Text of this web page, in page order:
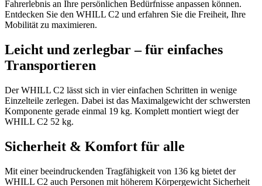
Fahrerlebnis an Ihre persönlichen Bedürfnisse anpassen können.
Entdecken Sie den WHILL C2 und erfahren Sie die Freiheit, Ihre
Mobilität zu maximieren.
Leicht und zerlegbar – für einfaches
Transportieren
Der WHILL C2 lässt sich in vier einfachen Schritten in wenige
Einzelteile zerlegen. Dabei ist das Maximalgewicht der schwersten
Komponente gerade einmal 19 kg. Komplett montiert wiegt der
WHILL C2 52 kg.
Sicherheit & Komfort für alle
Mit einer beeindruckenden Tragfähigkeit von 136 kg bietet der
WHILL C2 auch Personen mit höherem Körpergewicht Sicherheit